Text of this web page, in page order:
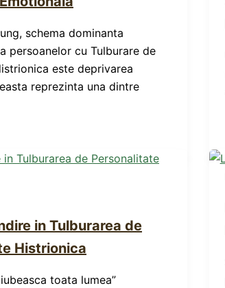
schema dominanta
persoanelor cu Tulburare de
este deprivarea
reprezinta una dintre
in Tulburarea de
Histrionica
toata lumea”